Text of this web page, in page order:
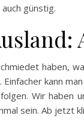
günstig.
haben,
kann
Wir haben
sein. Ab jetzt